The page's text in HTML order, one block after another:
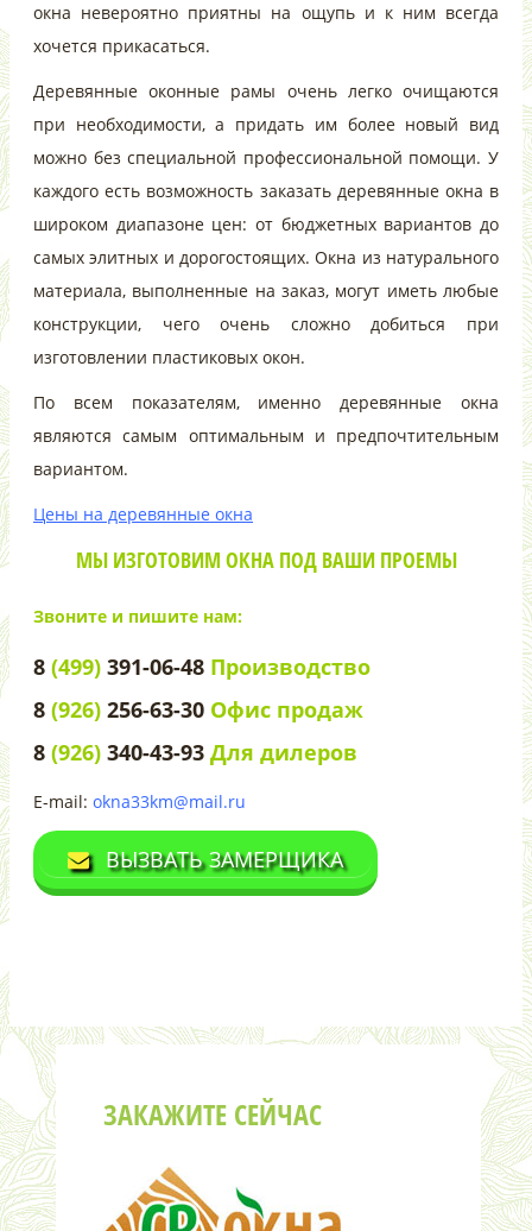
окна невероятно приятны на ощупь и к ним всегда
хочется прикасаться.
Деревянные оконные рамы очень легко очищаются
при необходимости, а придать им более новый вид
можно без специальной профессиональной помощи. У
каждого есть возможность заказать деревянные окна в
широком диапазоне цен: от бюджетных вариантов до
самых элитных и дорогостоящих. Окна из натурального
материала, выполненные на заказ, могут иметь любые
конструкции, чего очень сложно добиться при
изготовлении пластиковых окон.
По всем показателям, именно деревянные окна
являются самым оптимальным и предпочтительным
вариантом.
Цены на деревянные окна
МЫ ИЗГОТОВИМ ОКНА ПОД ВАШИ ПРОЕМЫ
Звоните и пишите нам:
8 (499) 391-06-48 Производство
8 (926) 256-63-30 Офис продаж
8 (926) 340-43-93 Для дилеров
E-mail: okna33km@mail.ru
ВЫЗВАТЬ ЗАМЕРЩИКА
ЗАКАЖИТЕ СЕЙЧАС